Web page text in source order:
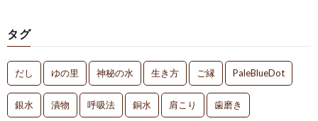
タグ
だし ゆの里 神秘の水 生き方 ご縁 PaleBlueDot
銀水 漬物 呼吸法 銅水 肩こり 歯磨き